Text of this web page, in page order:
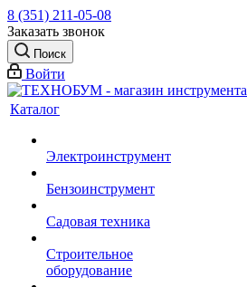
8 (351) 211-05-08
Заказать звонок
Поиск
Войти
Каталог
Электроинструмент
Бензоинструмент
Садовая техника
Строительное
оборудование